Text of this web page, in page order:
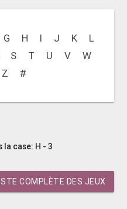
G H I J K
L
S T U V
W
Z #
la case: H - 3
COMPLÈTE DES JEUX